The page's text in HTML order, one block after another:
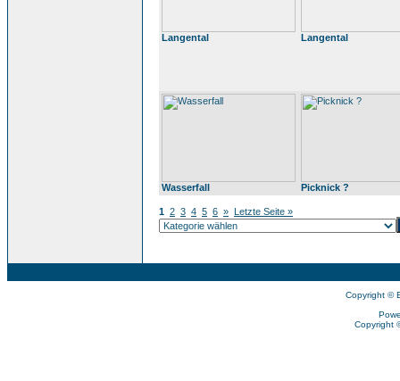
Langental Langental
Wasserfall Picknick ?
1 2 3 4 5 6 » Letzte Seite »
Copyright ©
Copyright